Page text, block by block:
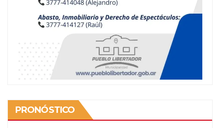
PRONÓSTICO